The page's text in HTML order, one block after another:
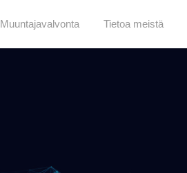
Muuntajavalvonta Tietoa meistä